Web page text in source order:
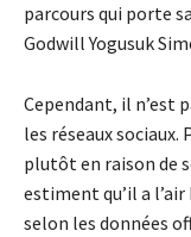
parcours qui porte
Godwill Yogusuk
Cependant, il n’est
les réseaux sociaux.
plutôt en raison de
estiment qu’il a
selon les données